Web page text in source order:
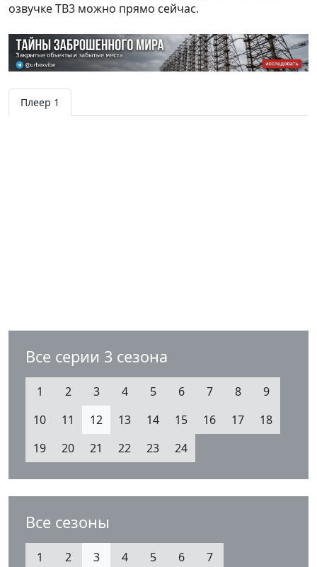
озвучке ТВ3 можно прямо сейчас.
Плеер 1
Все серии 3 сезона
1 2 3 4 5 6 7 8
9
10
11 12 13 14 15 16 17
18
19
20 21 22 23 24
Все сезоны
1 2 3 4 5 6 7